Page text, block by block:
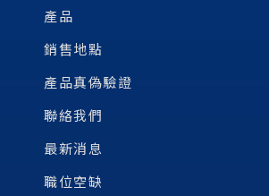
產品
銷售地點
產品真偽驗證
聯絡我們
最新消息
職位空缺